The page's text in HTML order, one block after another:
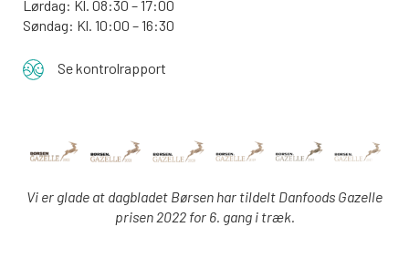
Lørdag: Kl. 08:30 – 17:00
Søndag: Kl. 10:00 – 16:30
Se kontrolrapport
Vi er glade at dagbladet Børsen har tildelt Danfoods Gazelle
prisen 2022 for 6. gang i træk.